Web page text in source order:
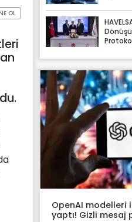
OL
OpenAI modelleri
yaptı! Gizli mesaj